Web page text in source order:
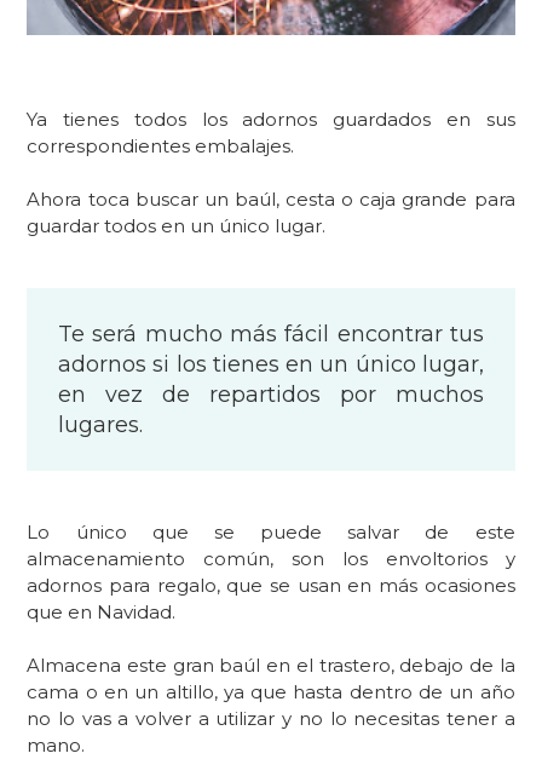
Ya tienes todos los adornos guardados en sus
correspondientes embalajes.
Ahora toca buscar un baúl, cesta o caja grande para
guardar todos en un único lugar.
Te será mucho más fácil encontrar tus
adornos si los tienes en un único lugar,
en vez de repartidos por muchos
lugares.
Lo único que se puede salvar de este
almacenamiento común, son los envoltorios y
adornos para regalo, que se usan en más ocasiones
que en Navidad.
Almacena este gran baúl en el trastero, debajo de la
cama o en un altillo, ya que hasta dentro de un año
no lo vas a volver a utilizar y no lo necesitas tener a
mano.